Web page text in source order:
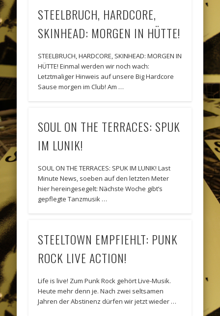
STEELBRUCH, HARDCORE,
SKINHEAD: MORGEN IN HÜTTE!
STEELBRUCH, HARDCORE, SKINHEAD: MORGEN IN
HÜTTE! Einmal werden wir noch wach:
Letztmaliger Hinweis auf unsere Big Hardcore
Sause morgen im Club! Am …
SOUL ON THE TERRACES: SPUK
IM LUNIK!
SOUL ON THE TERRACES: SPUK IM LUNIK! Last
Minute News, soeben auf den letzten Meter
hier hereingesegelt: Nächste Woche gibt’s
gepflegte Tanzmusik …
STEELTOWN EMPFIEHLT: PUNK
ROCK LIVE ACTION!
Life is live! Zum Punk Rock gehört Live-Musik.
Heute mehr denn je. Nach zwei seltsamen
Jahren der Abstinenz dürfen wir jetzt wieder …